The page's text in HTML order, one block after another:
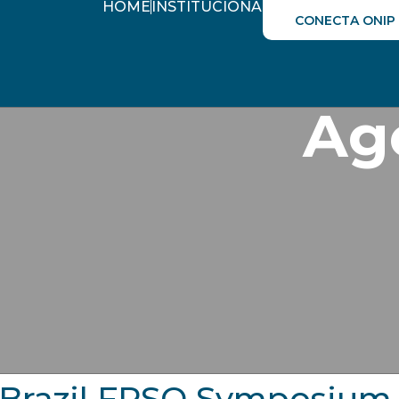
CONECTA ONIP
HOME INSTITUCIONAL